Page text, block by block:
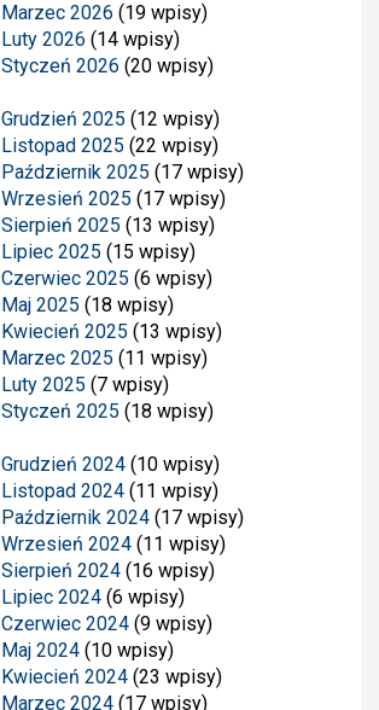
Marzec 2026 (19 wpisy)
Luty 2026 (14 wpisy)
Styczeń 2026 (20 wpisy)
Grudzień 2025 (12 wpisy)
Listopad 2025 (22 wpisy)
Październik 2025 (17 wpisy)
Wrzesień 2025 (17 wpisy)
Sierpień 2025 (13 wpisy)
Lipiec 2025 (15 wpisy)
Czerwiec 2025 (6 wpisy)
Maj 2025 (18 wpisy)
Kwiecień 2025 (13 wpisy)
Marzec 2025 (11 wpisy)
Luty 2025 (7 wpisy)
Styczeń 2025 (18 wpisy)
Grudzień 2024 (10 wpisy)
Listopad 2024 (11 wpisy)
Październik 2024 (17 wpisy)
Wrzesień 2024 (11 wpisy)
Sierpień 2024 (16 wpisy)
Lipiec 2024 (6 wpisy)
Czerwiec 2024 (9 wpisy)
Maj 2024 (10 wpisy)
Kwiecień 2024 (23 wpisy)
Marzec 2024 (17 wpisy)